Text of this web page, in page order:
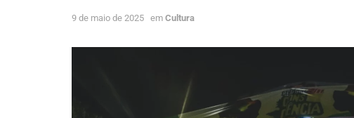
9 de maio de 2025 em Cultura